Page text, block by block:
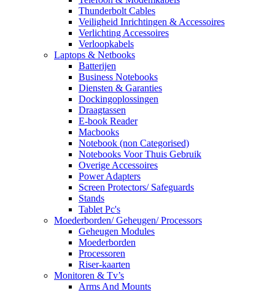
Thunderbolt Cables
Veiligheid Inrichtingen & Accessoires
Verlichting Accessoires
Verloopkabels
Laptops & Netbooks
Batterijen
Business Notebooks
Diensten & Garanties
Dockingoplossingen
Draagtassen
E-book Reader
Macbooks
Notebook (non Categorised)
Notebooks Voor Thuis Gebruik
Overige Accessoires
Power Adapters
Screen Protectors/ Safeguards
Stands
Tablet Pc's
Moederborden/ Geheugen/ Processors
Geheugen Modules
Moederborden
Processoren
Riser-kaarten
Monitoren & Tv’s
Arms And Mounts